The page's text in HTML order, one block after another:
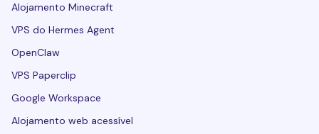
Alojamento Minecraft
VPS do Hermes Agent
OpenClaw
VPS Paperclip
Google Workspace
Alojamento web acessível